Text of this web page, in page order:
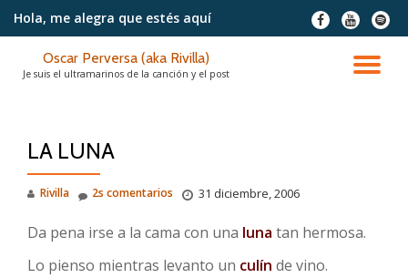
contenido
Hola, me alegra que estés aquí
fa-
facebook
fa-
youtube
fa-
spotify
Oscar Perversa (aka Rivilla)
Je suis el ultramarinos de la canción y el post
LA LUNA
Rivilla 31 diciembre, 2006
2s comentarios
Da pena irse a la cama con una luna tan hermosa.
Lo pienso mientras levanto un culín de vino.